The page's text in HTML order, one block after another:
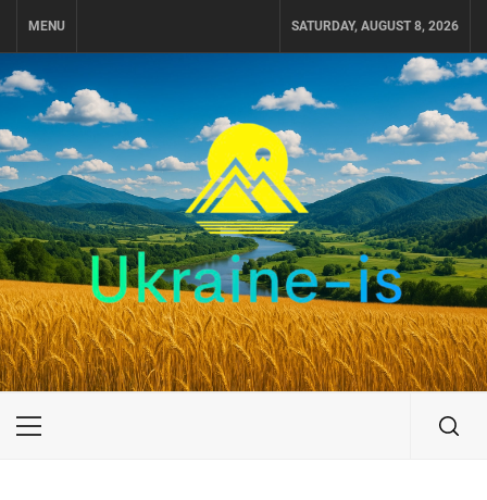
MENU SATURDAY, AUGUST 8, 2026
UKRAINE-IS
ПОДОРОЖI ПО УКРАЇНІ
Primary